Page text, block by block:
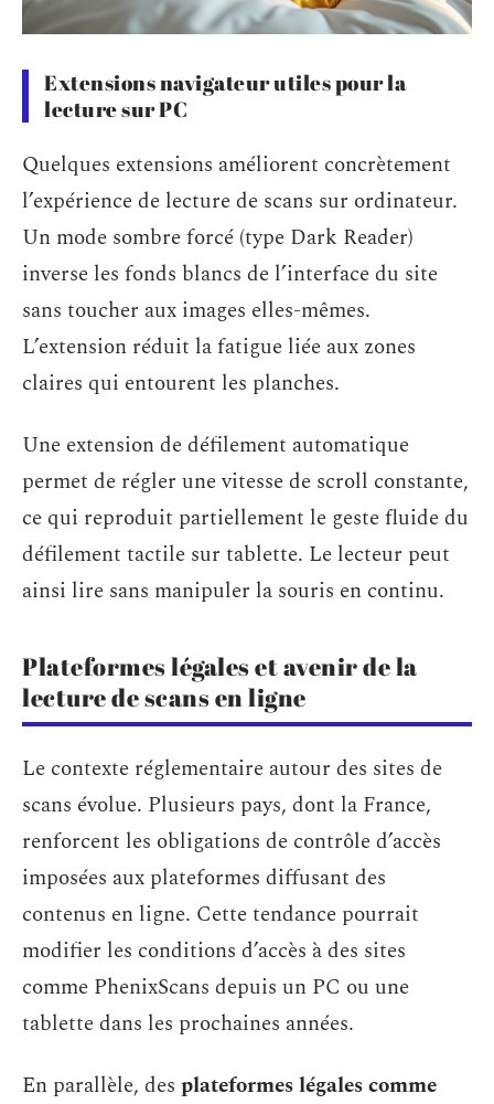
Extensions navigateur utiles pour la
lecture sur PC
Quelques extensions améliorent concrètement
l’expérience de lecture de scans sur ordinateur.
Un mode sombre forcé (type Dark Reader)
inverse les fonds blancs de l’interface du site
sans toucher aux images elles-mêmes.
L’extension réduit la fatigue liée aux zones
claires qui entourent les planches.
Une extension de défilement automatique
permet de régler une vitesse de scroll constante,
ce qui reproduit partiellement le geste fluide du
défilement tactile sur tablette. Le lecteur peut
ainsi lire sans manipuler la souris en continu.
Plateformes légales et avenir de la
lecture de scans en ligne
Le contexte réglementaire autour des sites de
scans évolue. Plusieurs pays, dont la France,
renforcent les obligations de contrôle d’accès
imposées aux plateformes diffusant des
contenus en ligne. Cette tendance pourrait
modifier les conditions d’accès à des sites
comme PhenixScans depuis un PC ou une
tablette dans les prochaines années.
En parallèle, des plateformes légales comme